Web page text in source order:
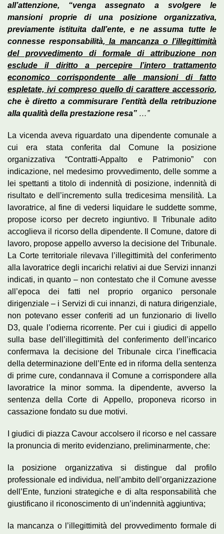
all’attenzione, “venga assegnato a svolgere le
mansioni proprie di una posizione organizzativa,
previamente istituita dall’ente, e ne assuma tutte le
connesse responsabilità, la mancanza o l’illegittimità
del provvedimento di formale di attribuzione non
esclude il diritto a percepire l’intero trattamento
economico corrispondente alle mansioni di fatto
espletate, ivi compreso quello di carattere accessorio,
che è diretto a commisurare l’entità della retribuzione
alla qualità della prestazione resa” …”
La vicenda aveva riguardato una dipendente comunale a
cui era stata conferita dal Comune la posizione
organizzativa “Contratti-Appalto e Patrimonio” con
indicazione, nel medesimo provvedimento, delle somme a
lei spettanti a titolo di indennità di posizione, indennità di
risultato e dell’incremento sulla tredicesima mensilità. La
lavoratrice, al fine di vedersi liquidare le suddette somme,
propose icorso per decreto ingiuntivo. Il Tribunale adito
accoglieva il ricorso della dipendente. Il Comune, datore di
lavoro, propose appello avverso la decisione del Tribunale.
La Corte territoriale rilevava l’illegittimità del conferimento
alla lavoratrice degli incarichi relativi ai due Servizi innanzi
indicati, in quanto – non contestato che il Comune avesse
all’epoca dei fatti nel proprio organico personale
dirigenziale – i Servizi di cui innanzi, di natura dirigenziale,
non potevano esser conferiti ad un funzionario di livello
D3, quale l’odierna ricorrente. Per cui i giudici di appello
sulla base dell’illegittimità del conferimento dell’incarico
confermava la decisione del Tribunale circa l’inefficacia
della determinazione dell’Ente ed in riforma della sentenza
di prime cure, condannava il Comune a corrispondere alla
lavoratrice la minor somma. la dipendente, avverso la
sentenza della Corte di Appello, proponeva ricorso in
cassazione fondato su due motivi.
I giudici di piazza Cavour accolsero il ricorso e nel cassare
la pronuncia di merito evidenziano, preliminarmente, che:
la posizione organizzativa si distingue dal profilo
professionale ed individua, nell’ambito dell’organizzazione
dell’Ente, funzioni strategiche e di alta responsabilità che
giustificano il riconoscimento di un’indennità aggiuntiva;
la mancanza o l’illegittimità del provvedimento formale di